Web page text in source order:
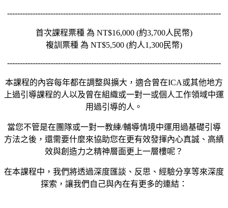
------------------------------------------------------------------------------------
首次課程票種 為 NT$16,000 (約3,700人民幣)
複訓票種 為 NT$5,500 (約人1,300民幣)
------------------------------------------------------------------------------------
本課程的內容每年都在調整與擴大，適合曾在ICA或其他地方
上過引導課程的人以及曾在組織或一對一或個人工作領域中運
用過引導的人。
當您不管是在團隊或一對一教練/輔導情境中運用過基礎引導
方法之後，還需要什麼來協助您在更有效發揮內心真誠、高績
效與創造力之精神層面更上一層樓呢？
在本課程中，我們將透過深度匯談、反思、經驗分享等來深度
探索，讓我們自己與內在有更多的連結：